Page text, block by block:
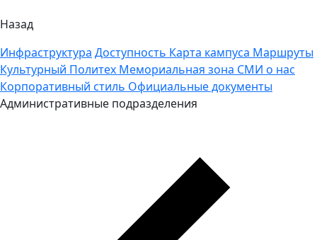
Назад
Инфраструктура Доступность Карта кампуса Маршруты
Культурный Политех Мемориальная зона СМИ о нас
Корпоративный стиль Официальные документы
Административные подразделения